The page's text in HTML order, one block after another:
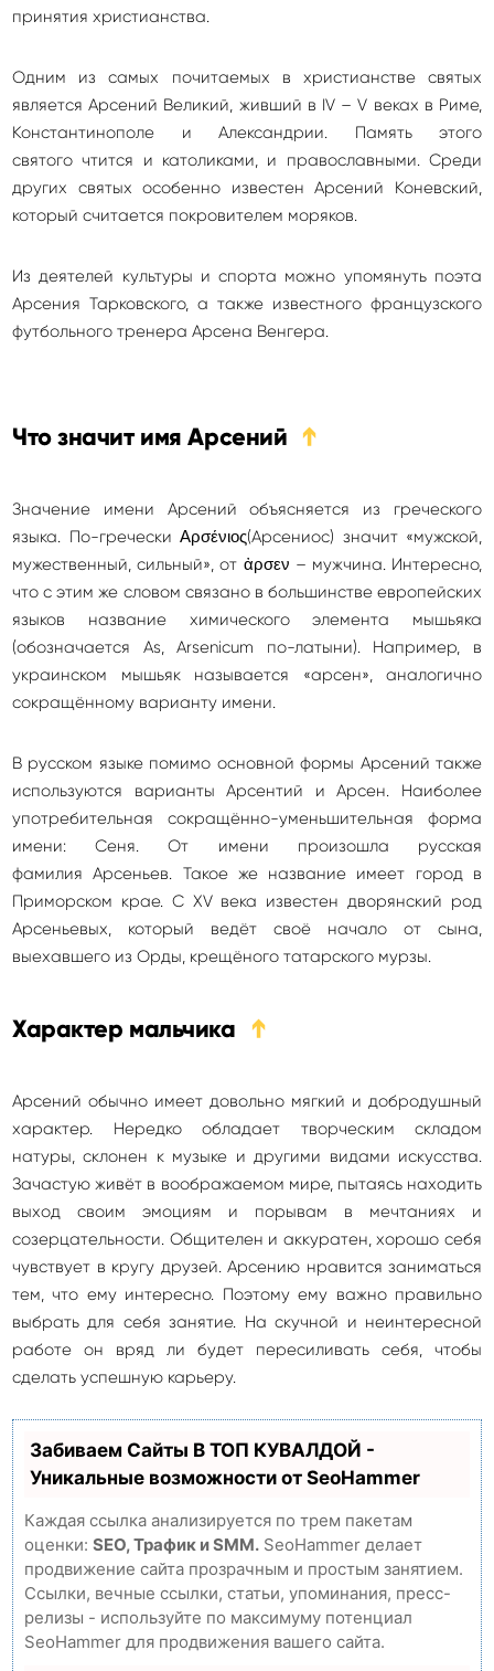
принятия христианства.
Одним из самых почитаемых в христианстве святых
является Арсений Великий, живший в IV – V веках в Риме,
Константинополе и Александрии. Память этого
святого чтится и католиками, и православными. Среди
других святых особенно известен Арсений Коневский,
который считается покровителем моряков.
Из деятелей культуры и спорта можно упомянуть поэта
Арсения Тарковского, а также известного французского
футбольного тренера Арсена Венгера.
Что значит имя Арсений ➔
Значение имени Арсений объясняется из греческого
языка. По-гречески Αρσένιος(Арсениос) значит «мужской,
мужественный, сильный», от ἀρσεν – мужчина. Интересно,
что с этим же словом связано в большинстве европейских
языков название химического элемента мышьяка
(обозначается As, Arsenicum по-латыни). Например, в
украинском мышьяк называется «арсен», аналогично
сокращённому варианту имени.
В русском языке помимо основной формы Арсений также
используются варианты Арсентий и Арсен. Наиболее
употребительная сокращённо-уменьшительная форма
имени: Сеня. От имени произошла русская
фамилия Арсеньев. Такое же название имеет город в
Приморском крае. С XV века известен дворянский род
Арсеньевых, который ведёт своё начало от сына,
выехавшего из Орды, крещёного татарского мурзы.
Характер мальчика ➔
Арсений обычно имеет довольно мягкий и добродушный
характер. Нередко обладает творческим складом
натуры, склонен к музыке и другими видами искусства.
Зачастую живёт в воображаемом мире, пытаясь находить
выход своим эмоциям и порывам в мечтаниях и
созерцательности. Общителен и аккуратен, хорошо себя
чувствует в кругу друзей. Арсению нравится заниматься
тем, что ему интересно. Поэтому ему важно правильно
выбрать для себя занятие. На скучной и неинтересной
работе он вряд ли будет пересиливать себя, чтобы
сделать успешную карьеру.
Забиваем Сайты В ТОП КУВАЛДОЙ -
Уникальные возможности от SeoHammer
Каждая ссылка анализируется по трем пакетам
оценки: SEO, Трафик и SMM. SeoHammer делает
продвижение сайта прозрачным и простым занятием.
Ссылки, вечные ссылки, статьи, упоминания, пресс-
релизы - используйте по максимуму потенциал
SeoHammer для продвижения вашего сайта.